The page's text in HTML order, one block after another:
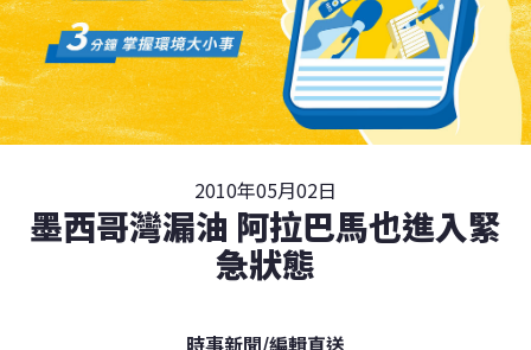
2010年05月02日
墨西哥灣漏油 阿拉巴馬也進入緊
急狀態
時事新聞/編輯直送